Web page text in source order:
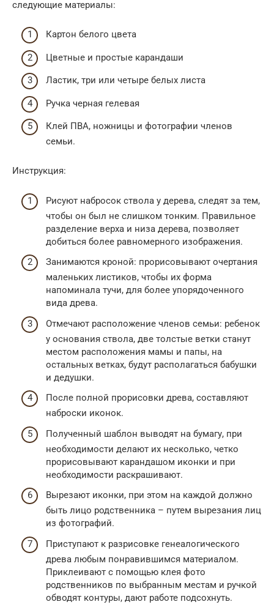
следующие материалы:
Картон белого цвета
Цветные и простые карандаши
Ластик, три или четыре белых листа
Ручка черная гелевая
Клей ПВА, ножницы и фотографии членов
семьи.
Инструкция:
Рисуют набросок ствола у дерева, следят за тем,
чтобы он был не слишком тонким. Правильное
разделение верха и низа дерева, позволяет
добиться более равномерного изображения.
Занимаются кроной: прорисовывают очертания
маленьких листиков, чтобы их форма
напоминала тучи, для более упорядоченного
вида древа.
Отмечают расположение членов семьи: ребенок
у основания ствола, две толстые ветки станут
местом расположения мамы и папы, на
остальных ветках, будут располагаться бабушки
и дедушки.
После полной прорисовки древа, составляют
наброски иконок.
Полученный шаблон выводят на бумагу, при
необходимости делают их несколько, четко
прорисовывают карандашом иконки и при
необходимости раскрашивают.
Вырезают иконки, при этом на каждой должно
быть лицо родственника – путем вырезания лиц
из фотографий.
Приступают к разрисовке генеалогического
древа любым понравившимся материалом.
Приклеивают с помощью клея фото
родственников по выбранным местам и ручкой
обводят контуры, дают работе подсохнуть.